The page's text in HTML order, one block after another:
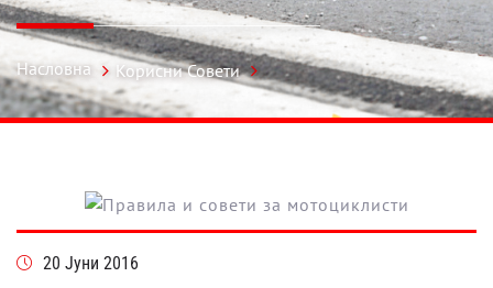
Насловна Корисни Совети
20 Јуни 2016